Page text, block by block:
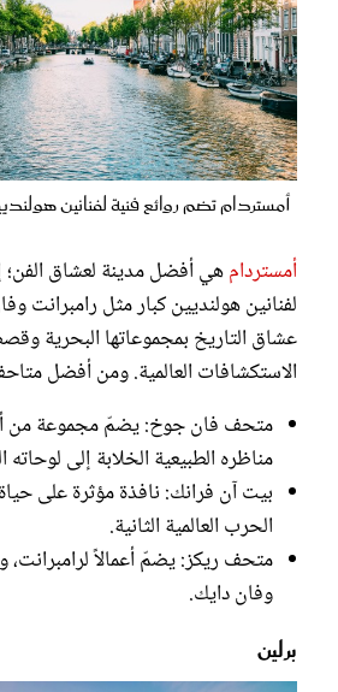
أمستردام تضم روائع فنية لفنانين
أمستردامهي أفضل مدينة لعشاق الفن؛
لفنانين هولنديين كبار مثل رامبرانت
عشاق التاريخ بمجموعاتها البحرية
الاستكشافات العالمية. ومن أفضل
متحف فان جوخ: يضمّ مجموعة من
مناظره الطبيعية الخلابة إلى
بيت آن فرانك: نافذة مؤثرة على
الحرب العالمية الثانية.
متحف ريكز: يضمّ أعمالاً لرامبرانت،
وفان دايك.
برلين